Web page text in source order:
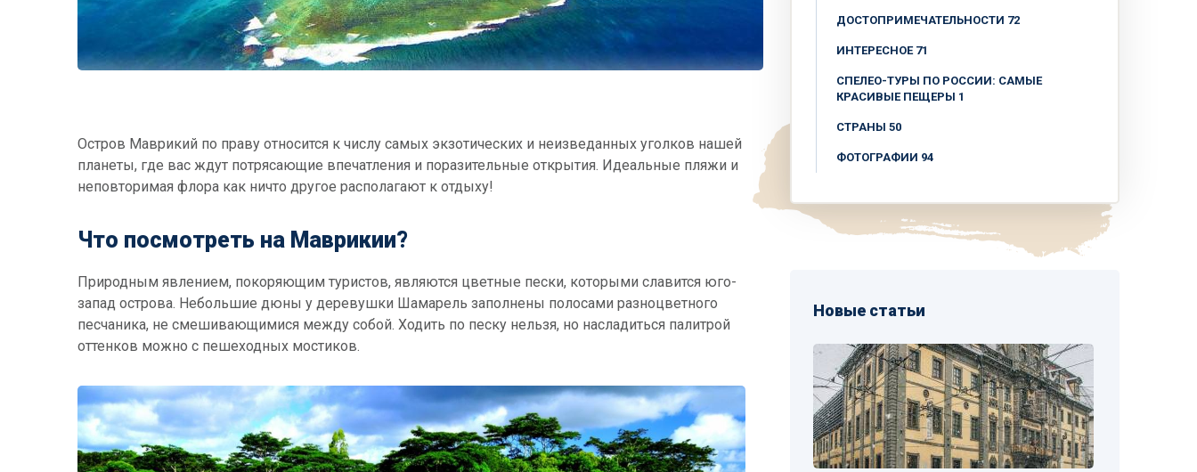
Остров Маврикий по праву относится к числу самых экзотических и неизведанных уголков нашей
планеты, где вас ждут потрясающие впечатления и поразительные открытия. Идеальные пляжи и
неповторимая флора как ничто другое располагают к отдыху!
Что посмотреть на Маврикии?
Природным явлением, покоряющим туристов, являются цветные пески, которыми славится юго-
запад острова. Небольшие дюны у деревушки Шамарель заполнены полосами разноцветного
песчаника, не смешивающимися между собой. Ходить по песку нельзя, но насладиться палитрой
оттенков можно с пешеходных мостиков.
ДОСТОПРИМЕЧАТЕЛЬНОСТИ 72
ИНТЕРЕСНОЕ 71
СПЕЛЕО-ТУРЫ ПО РОССИИ: САМЫЕ
КРАСИВЫЕ ПЕЩЕРЫ 1
СТРАНЫ 50
ФОТОГРАФИИ 94
Новые статьи